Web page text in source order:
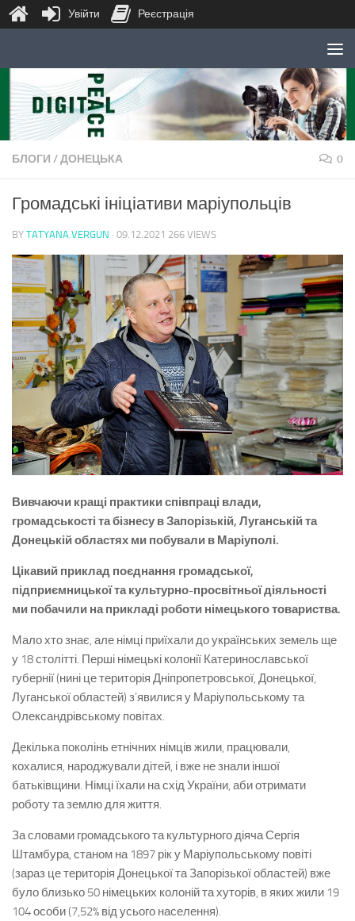
Skip to content
БЛОГИ /ДОНЕЦЬКА 0
Громадські ініціативи маріупольців
BY TATYANA.VERGUN · 09.12.2021 266 VIEWS
Вивчаючи кращі практики співпраці влади,
громадськості та бізнесу в Запорізькій, Луганській та
Донецькій областях ми побували в Маріуполі.
Цікавий приклад поєднання громадської,
підприємницької та культурно-просвітньої діяльності
ми побачили на прикладі роботи німецького товариства.
Мало хто знає, але німці приїхали до українських земель ще
у 18 столітті. Перші німецькі колонії Катеринославської
губернії (нині це територія Дніпропетровської, Донецької,
Луганської областей) з’явилися у Маріупольському та
Олександрівському повітах.
Декілька поколінь етнічних німців жили, працювали,
кохалися, народжували дітей, і вже не знали іншої
батьківщини. Німці їхали на схід України, аби отримати
роботу та землю для життя.
За словами громадського та культурного діяча Сергія
Штамбура, станом на 1897 рік у Маріупольському повіті
(зараз це територія Донецької та Запорізької областей) вже
було близько 50 німецьких колоній та хуторів, в яких жили 19
104 особи (7,52% від усього населення).
Увійти Реєстрація